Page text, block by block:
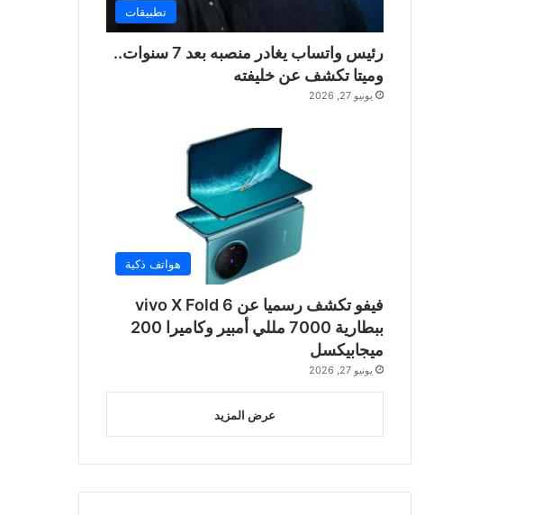
تطبيقات
رئيس واتساب يغادر منصبه بعد 7 سنوات..
وميتا تكشف عن خليفته
يونيو 27, 2026
هواتف ذكية
فيفو تكشف رسميا عن vivo X Fold 6
ببطارية 7000 مللي أمبير وكاميرا 200
ميجابيكسل
يونيو 27, 2026
عرض المزيد